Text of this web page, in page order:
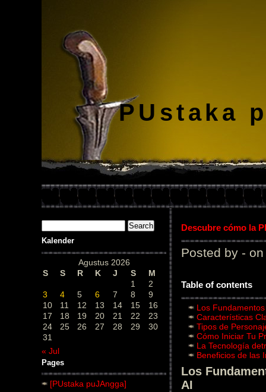
PUstaka
Kalender
Agustus 2026
S
S R K J S
M
1
2
3
4 5 6 7 8
9
10
11 12 13 14 15
16
17
18 19 20 21 22
23
24
25 26 27 28 29
30
31
« Jul
Pages
[PUstaka puJAngga]
Descubre cómo la
Posted by - on
Table of contents
Los
Características
Tipos de
Cómo Iniciar Tu
La Tecnología
Beneficios de las
Los
AI